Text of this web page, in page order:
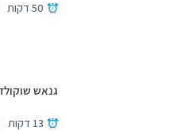
50 דקות
גנאש
13 דקות